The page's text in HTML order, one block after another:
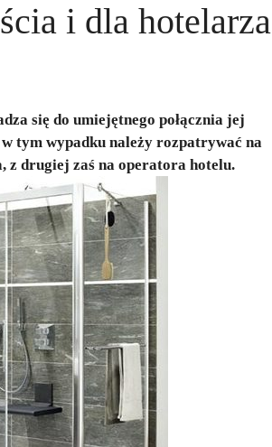
i dla hotelarza
się do umiejętnego połącznia jej
tym wypadku należy rozpatrywać na
z drugiej zaś na operatora hotelu.